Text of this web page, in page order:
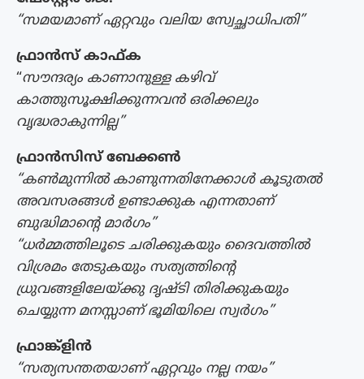
“സമയമാണ് ഏറ്റവും വലിയ സ്വേച്ഛാധിപതി”
ഫ്രാൻസ് കാഫ്‌ക
“സൗന്ദര്യം കാണാനുള്ള കഴിവ്
കാത്തുസൂക്ഷിക്കുന്നവൻ ഒരിക്കലും
വൃദ്ധരാകുന്നില്ല”
ഫ്രാൻസിസ് ബേക്കൺ
“കൺമുന്നിൽ കാണുന്നതിനേക്കാൾ കൂടുതൽ
അവസരങ്ങൾ ഉണ്ടാക്കുക എന്നതാണ്
ബുദ്ധിമാന്റെ മാർഗം”
“ധർമ്മത്തിലൂടെ ചരിക്കുകയും ദൈവത്തിൽ
വിശ്രമം തേടുകയും സത്യത്തിന്റെ
ധ്രുവങ്ങളിലേയ്ക്കു ദൃഷ്ടി തിരിക്കുകയും
ചെയ്യുന്ന മനസ്സാണ് ഭൂമിയിലെ സ്വർഗം”
ഫ്രാങ്ക്‌ളിൻ
“സത്യസന്തതയാണ് ഏറ്റവും നല്ല നയം”